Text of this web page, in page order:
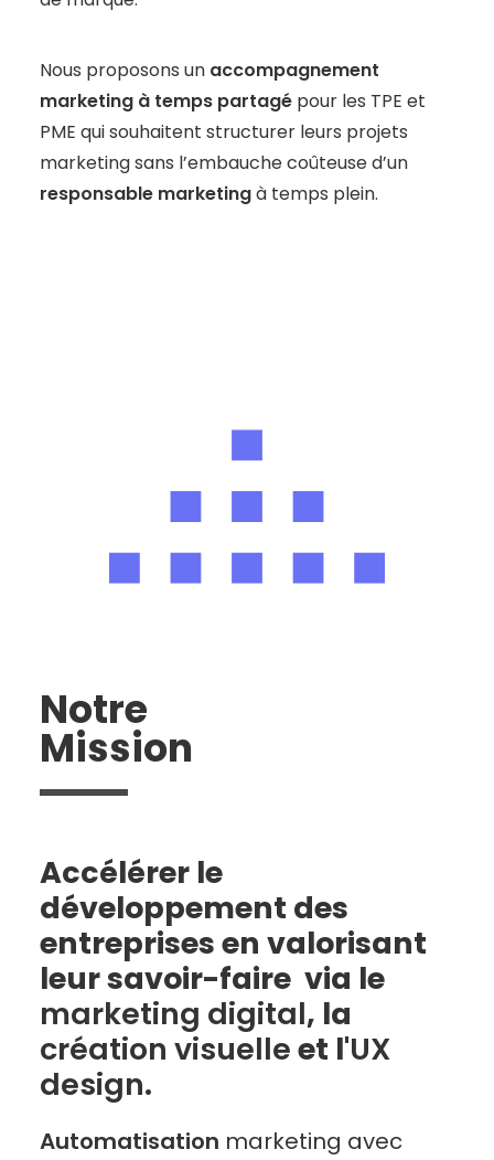
Nous proposons un accompagnement
marketing à temps partagé pour les TPE et
PME qui souhaitent structurer leurs projets
marketing sans l’embauche coûteuse d’un
responsable marketingà temps plein.
Notre
Mission
Accélérer le
développement des
entreprises en valorisant
leur savoir-faire via le
marketing digital, la
création visuelleet l'UX
design.
Automatisation marketing avec